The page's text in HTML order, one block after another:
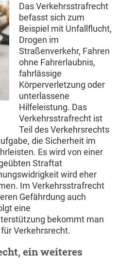
Das Verkehrsstrafrecht
befasst sich zum
Beispiel mit Unfallflucht,
Drogen im
Straßenverkehr, Fahren
ohne Fahrerlaubnis,
fahrlässige
Körperverletzung oder
unterlassene
Hilfeleistung. Das
Verkehrsstrafrecht ist
Teil des Verkehrsrechts
die Sicherheit im
Es wird von einer
Straftat
wird eher
Im Verkehrsstrafrecht
Gefährdung auch
eine
bekommt man
Verkehrsrecht.
ein weiteres